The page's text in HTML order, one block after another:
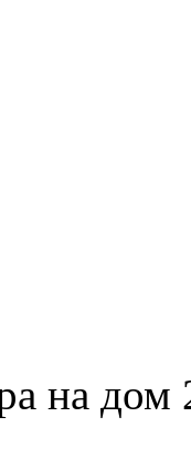
на дом